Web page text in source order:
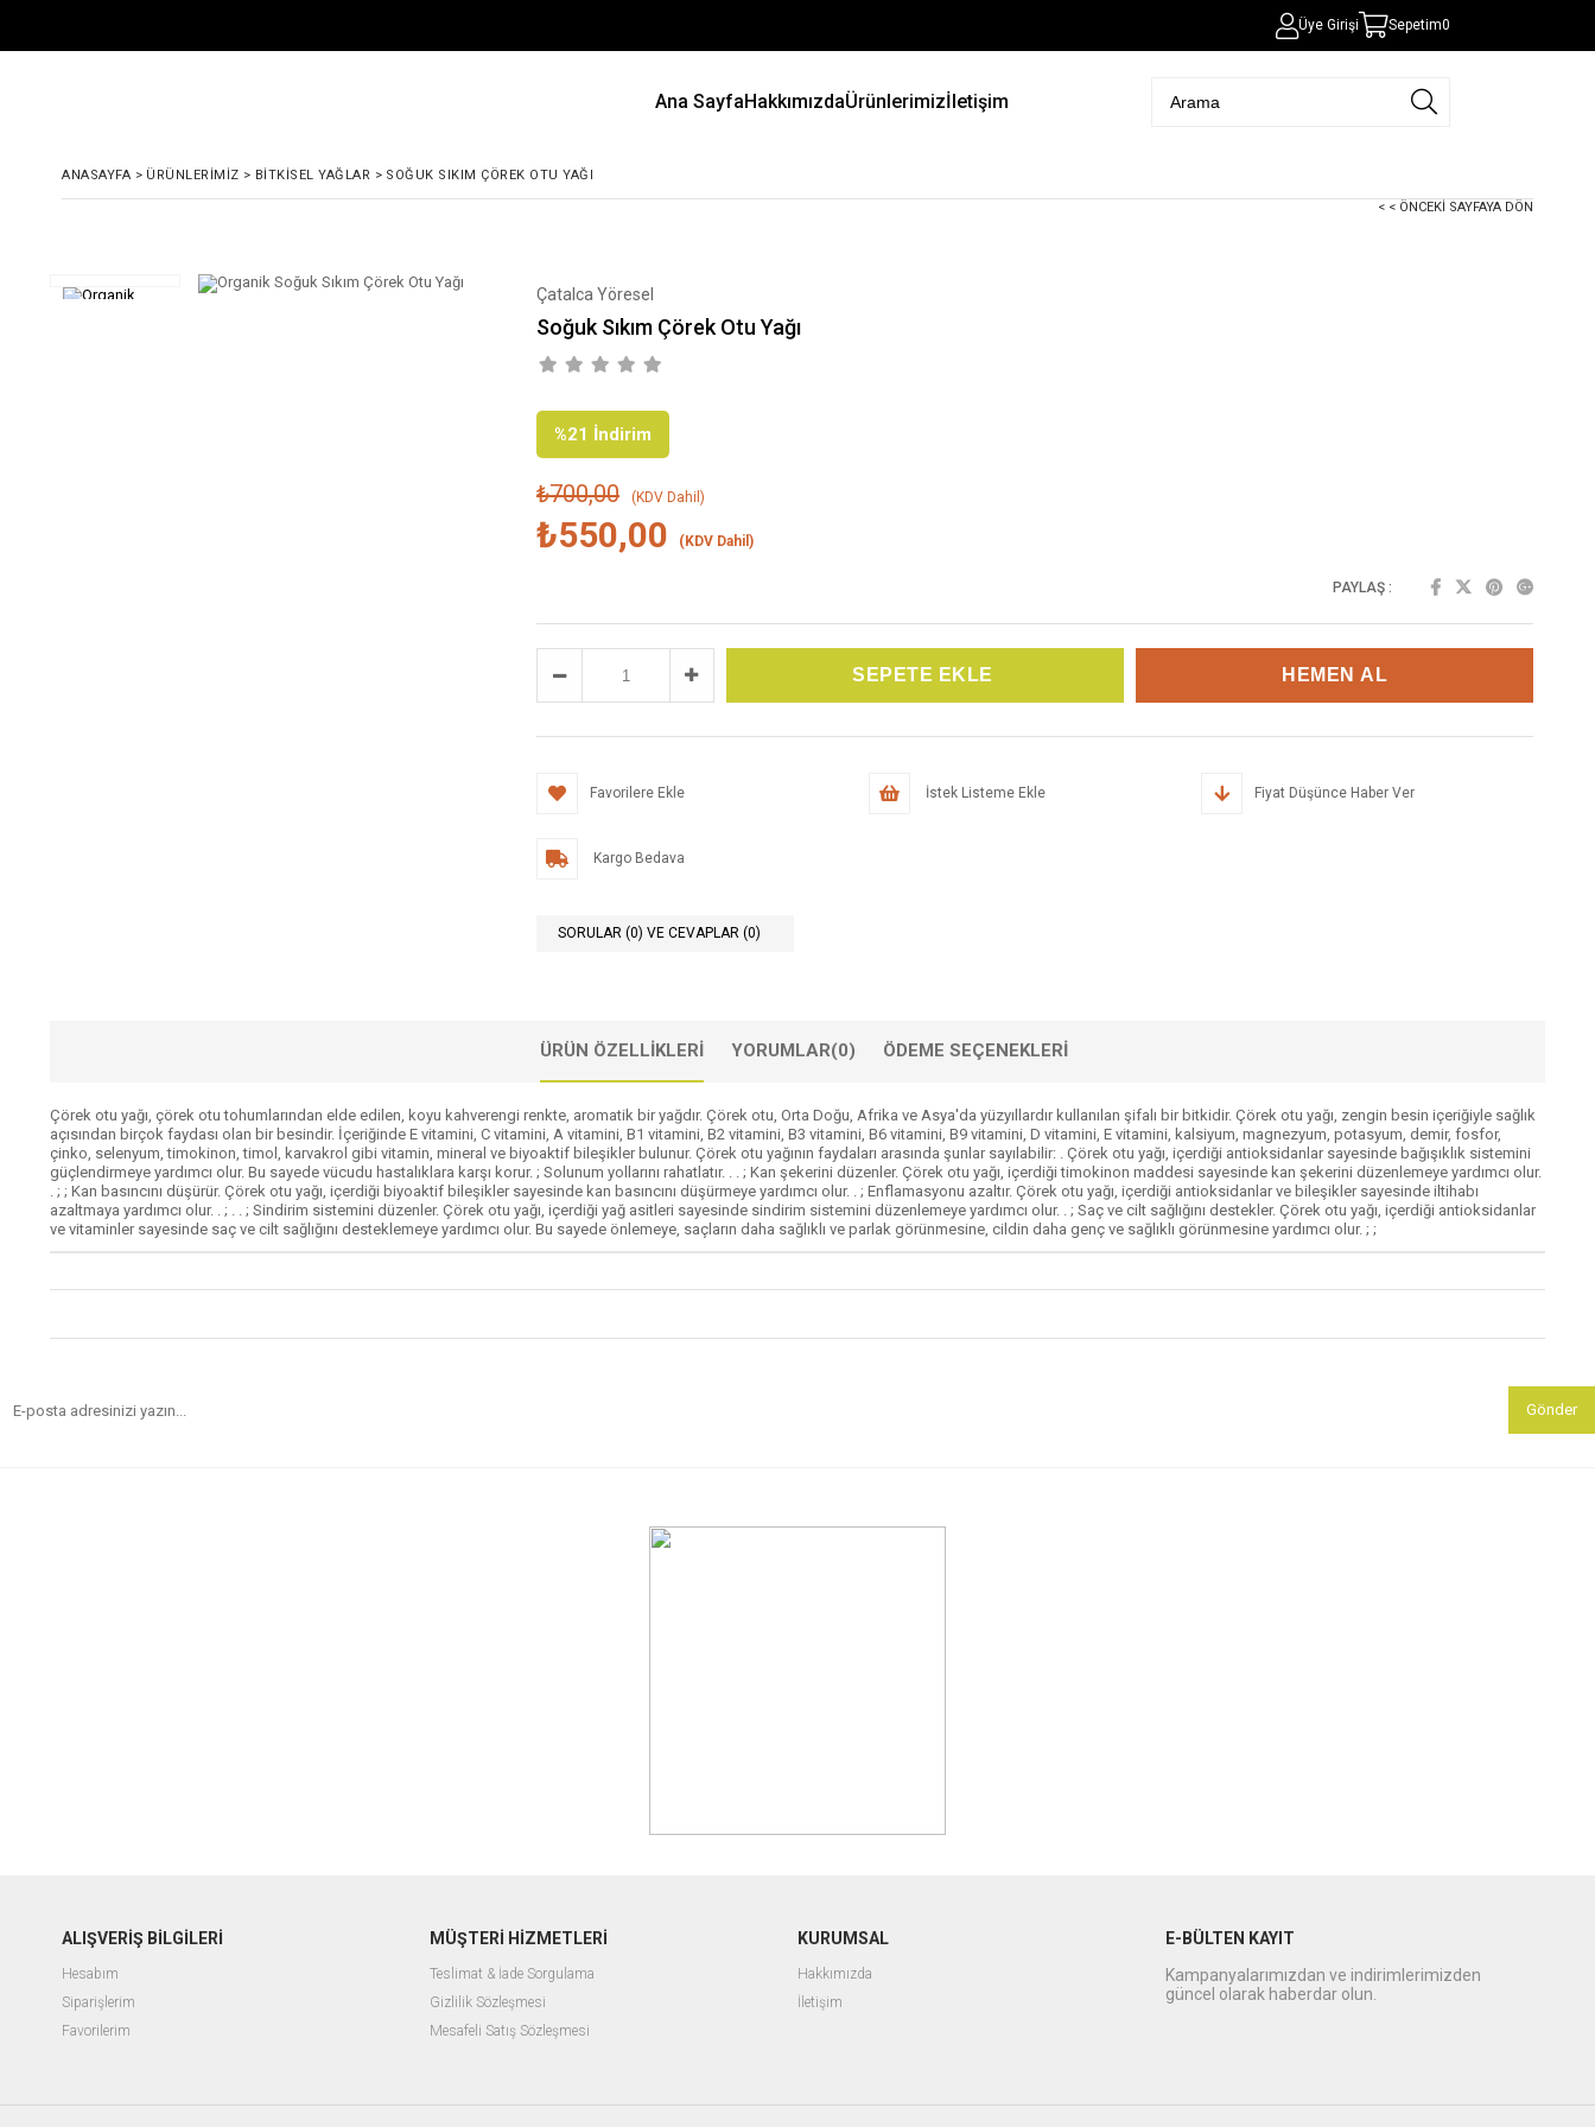
Üye Girişi Sepetim0
Ana SayfaHakkımızdaÜrünlerimizİletişim
ANASAYFA > ÜRÜNLERIMIZ > BITKISEL YAĞLAR > SOĞUK SIKIM ÇÖREK OTU YAĞI
< < ÖNCEKI SAYFAYA DÖN
Çatalca Yöresel
Soğuk Sıkım Çörek Otu Yağı
%21 İndirim
₺700,00 (KDV Dahil)
₺550,00 (KDV Dahil)
PAYLAŞ :
Favorilere Ekle İstek Listeme Ekle Fiyat Düşünce Haber Ver
Kargo Bedava
SORULAR (0) VE CEVAPLAR (0)
ÜRÜN ÖZELLIKLERI YORUMLAR(0) ÖDEME SEÇENEKLERI
Çörek otu yağı, çörek otu tohumlarından elde edilen, koyu kahverengi renkte, aromatik bir yağdır. Çörek otu, Orta Doğu, Afrika ve Asya'da yüzyıllardır kullanılan şifalı bir bitkidir. Çörek otu yağı, zengin besin içeriğiyle sağlık
açısından birçok faydası olan bir besindir. İçeriğinde E vitamini, C vitamini, A vitamini, B1 vitamini, B2 vitamini, B3 vitamini, B6 vitamini, B9 vitamini, D vitamini, E vitamini, kalsiyum, magnezyum, potasyum, demir, fosfor,
çinko, selenyum, timokinon, timol, karvakrol gibi vitamin, mineral ve biyoaktif bileşikler bulunur. Çörek otu yağının faydaları arasında şunlar sayılabilir: . Çörek otu yağı, içerdiği antioksidanlar sayesinde bağışıklık sistemini
güçlendirmeye yardımcı olur. Bu sayede vücudu hastalıklara karşı korur. ; Solunum yollarını rahatlatır. . . ; Kan şekerini düzenler. Çörek otu yağı, içerdiği timokinon maddesi sayesinde kan şekerini düzenlemeye yardımcı olur.
. ; ; Kan basıncını düşürür. Çörek otu yağı, içerdiği biyoaktif bileşikler sayesinde kan basıncını düşürmeye yardımcı olur. . ; Enflamasyonu azaltır. Çörek otu yağı, içerdiği antioksidanlar ve bileşikler sayesinde iltihabı
azaltmaya yardımcı olur. . ; . . ; Sindirim sistemini düzenler. Çörek otu yağı, içerdiği yağ asitleri sayesinde sindirim sistemini düzenlemeye yardımcı olur. . ; Saç ve cilt sağlığını destekler. Çörek otu yağı, içerdiği antioksidanlar
ve vitaminler sayesinde saç ve cilt sağlığını desteklemeye yardımcı olur. Bu sayede önlemeye, saçların daha sağlıklı ve parlak görünmesine, cildin daha genç ve sağlıklı görünmesine yardımcı olur. ; ;
Gönder
ALIŞVERİŞ BİLGİLERİ
Hesabım
Siparişlerim
Favorilerim
MÜŞTERİ HİZMETLERİ
Teslimat & İade Sorgulama
Gizlilik Sözleşmesi
Mesafeli Satış Sözleşmesi
KURUMSAL
Hakkımızda
İletişim
E-BÜLTEN KAYIT
Kampanyalarımızdan ve indirimlerimizden
güncel olarak haberdar olun.